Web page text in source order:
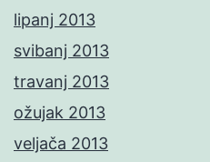
lipanj 2013
svibanj 2013
travanj 2013
ožujak 2013
veljača 2013